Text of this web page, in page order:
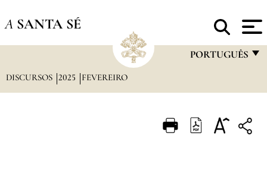
A SANTA SÉ
PORTUGUÊS
ITALIANO
DISCURSOS 2025 FEVEREIRO